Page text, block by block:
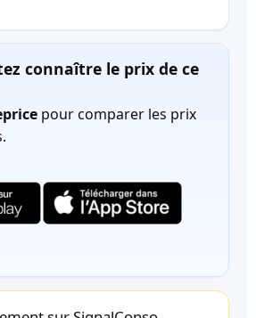
connaître le prix de ce
pour comparer les prix